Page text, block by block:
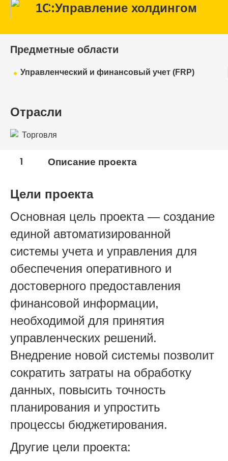
1С:Управление холдингом
Предметные области
Управленческий и финансовый учет (FRP)
Отрасли
Торговля
1 Описание проекта
Цели проекта
Основная цель проекта — создание
единой автоматизированной
системы учета и управления для
обеспечения оперативного и
достоверного предоставления
финансовой информации,
необходимой для принятия
управленческих решений.
Внедрение новой системы позволит
сократить затраты на обработку
данных, повысить точность
планирования и упростить
процессы бюджетирования.
Другие цели проекта: